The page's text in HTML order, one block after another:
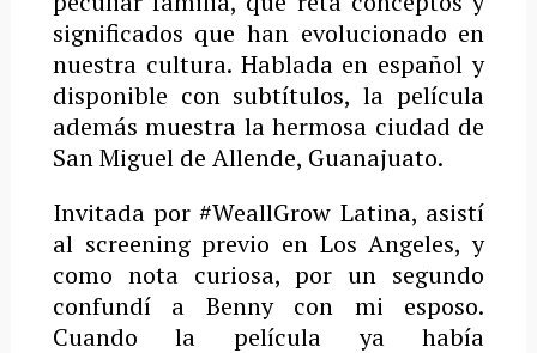
significados que han evolucionado en
nuestra cultura. Hablada en español y
disponible con subtítulos, la película
además muestra la hermosa ciudad de
San Miguel de Allende, Guanajuato.
Invitada por #WeallGrow Latina, asistí
al screening previo en Los Angeles, y
como nota curiosa, por un segundo
confundí a Benny con mi esposo.
Cuando la película ya había